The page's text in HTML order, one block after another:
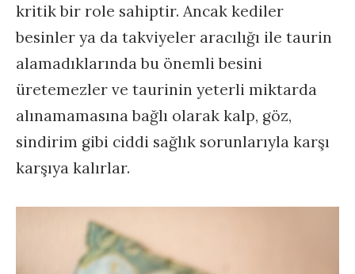
kritik bir role sahiptir. Ancak kediler
besinler ya da takviyeler aracılığı ile taurin
alamadıklarında bu önemli besini
üretemezler ve taurinin yeterli miktarda
alınamamasına bağlı olarak kalp, göz,
sindirim gibi ciddi sağlık sorunlarıyla karşı
karşıya kalırlar.